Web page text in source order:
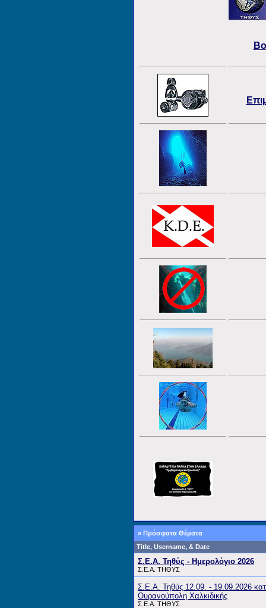
» Πρόσφατα Θέματα
Title, Username, & Date
Σ.Ε.Α. Τηθύς - Ημερολόγιο 2026
Σ.Ε.Α. ΤΗΘΥΣ
Σ.Ε.Α. Τηθύς 12.09. - 19.09.2026
Ουρανούπολη Χαλκιδικής
Σ.Ε.Α. ΤΗΘΥΣ